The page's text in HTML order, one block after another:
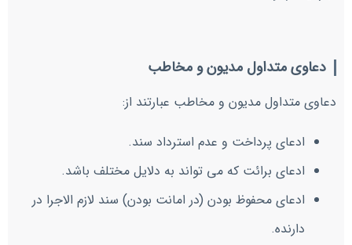
دعاوی متداول مدیون و مخاطب
دعاوی متداول مدیون و مخاطب عبارتند از:
ادعای پرداخت و عدم استرداد سند.
ادعای برائت که می تواند به دلایل مختلف باشد.
ادعای محفوظ بودن (در امانت بودن) سند لازم الاجرا در
دارنده.